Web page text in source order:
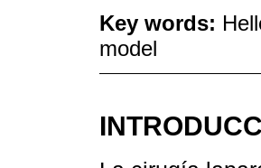
Key words:
model